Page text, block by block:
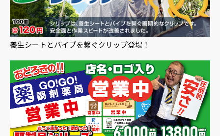
養生シートとパイプを繋ぐクリップ登場！